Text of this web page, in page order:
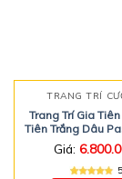
TRANG TRÍ
Trang Trí Gia
Tiên Trắng Dâu
Giá: